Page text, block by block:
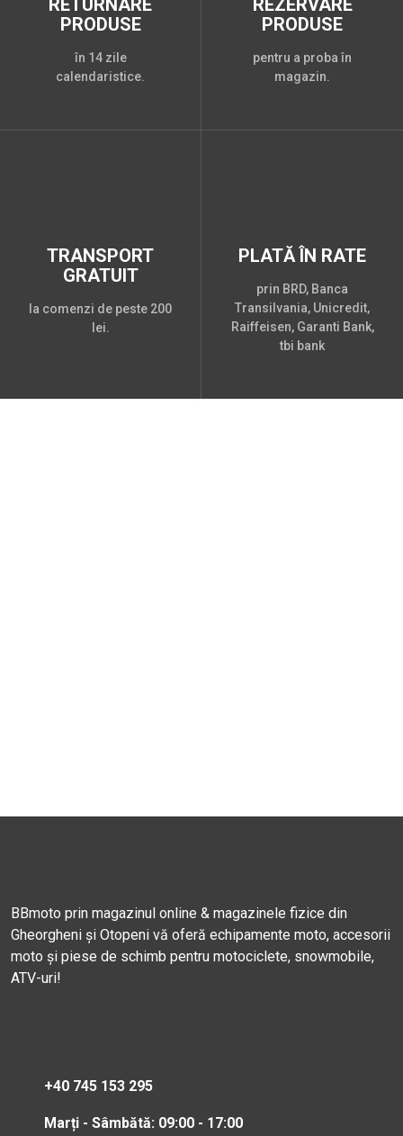
PRODUSE
în 14 zile
calendaristice.
PRODUSE
pentru a proba în
magazin.
TRANSPORT
GRATUIT
la comenzi de peste 200
lei.
PLATĂ ÎN RATE
prin BRD, Banca
Transilvania, Unicredit,
Raiffeisen, Garanti Bank,
tbi bank
BBmoto prin magazinul online & magazinele fizice din
Gheorgheni și Otopeni vă oferă echipamente moto, accesorii
moto și piese de schimb pentru motociclete, snowmobile,
ATV-uri!
+40 745 153 295
Marți - Sâmbătă: 09:00 - 17:00